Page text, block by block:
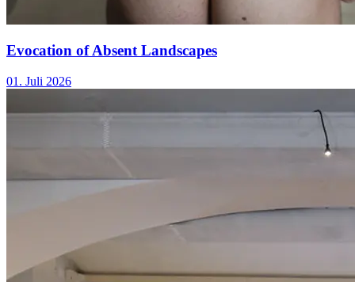
Evocation of Absent Landscapes
01. Juli 2026